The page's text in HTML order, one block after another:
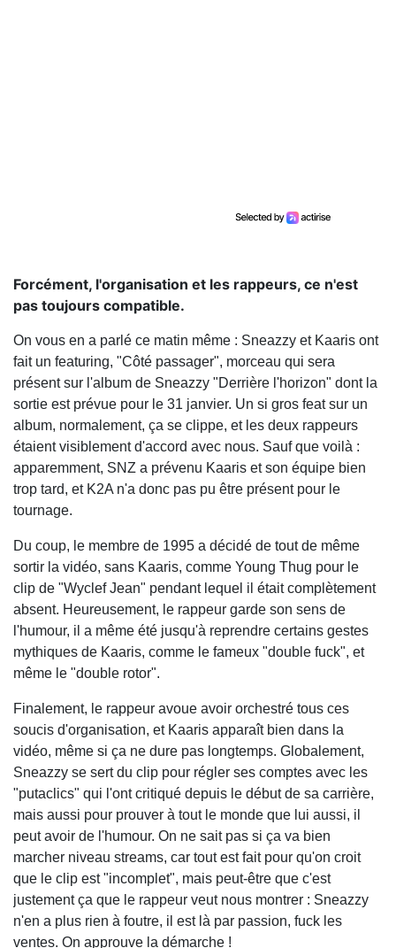
Forcément, l'organisation et les rappeurs, ce n'est
pas toujours compatible.
On vous en a parlé ce matin même : Sneazzy et Kaaris ont
fait un featuring, "Côté passager", morceau qui sera
présent sur l'album de Sneazzy "Derrière l'horizon" dont la
sortie est prévue pour le 31 janvier. Un si gros feat sur un
album, normalement, ça se clippe, et les deux rappeurs
étaient visiblement d'accord avec nous. Sauf que voilà :
apparemment, SNZ a prévenu Kaaris et son équipe bien
trop tard, et K2A n'a donc pas pu être présent pour le
tournage.
Du coup, le membre de 1995 a décidé de tout de même
sortir la vidéo, sans Kaaris, comme Young Thug pour le
clip de "Wyclef Jean" pendant lequel il était complètement
absent. Heureusement, le rappeur garde son sens de
l'humour, il a même été jusqu'à reprendre certains gestes
mythiques de Kaaris, comme le fameux "double fuck", et
même le "double rotor".
Finalement, le rappeur avoue avoir orchestré tous ces
soucis d'organisation, et Kaaris apparaît bien dans la
vidéo, même si ça ne dure pas longtemps. Globalement,
Sneazzy se sert du clip pour régler ses comptes avec les
"putaclics" qui l'ont critiqué depuis le début de sa carrière,
mais aussi pour prouver à tout le monde que lui aussi, il
peut avoir de l'humour. On ne sait pas si ça va bien
marcher niveau streams, car tout est fait pour qu'on croit
que le clip est "incomplet", mais peut-être que c'est
justement ça que le rappeur veut nous montrer : Sneazzy
n'en a plus rien à foutre, il est là par passion, fuck les
ventes. On approuve la démarche !